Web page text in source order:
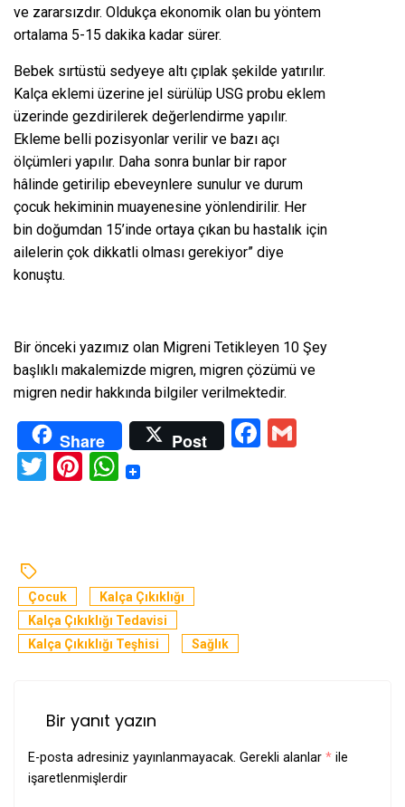
ve zararsızdır. Oldukça ekonomik olan bu yöntem
ortalama 5-15 dakika kadar sürer.
Bebek sırtüstü sedyeye altı çıplak şekilde yatırılır.
Kalça eklemi üzerine jel sürülüp USG probu eklem
üzerinde gezdirilerek değerlendirme yapılır.
Ekleme belli pozisyonlar verilir ve bazı açı
ölçümleri yapılır. Daha sonra bunlar bir rapor
hâlinde getirilip ebeveynlere sunulur ve durum
çocuk hekiminin muayenesine yönlendirilir. Her
bin doğumdan 15’inde ortaya çıkan bu hastalık için
ailelerin çok dikkatli olması gerekiyor” diye
konuştu.
Bir önceki yazımız olan Migreni Tetikleyen 10 Şey
başlıklı makalemizde migren, migren çözümü ve
migren nedir hakkında bilgiler verilmektedir.
Share Post Facebook
Twitter
Pinterest
WhatsApp
Çocuk
Kalça Çıkıklığı
Kalça Çıkıklığı Tedavisi
Kalça Çıkıklığı Teşhisi
Sağlık
Bir yanıt yazın
E-posta adresiniz yayınlanmayacak. Gerekli alanlar * ile
işaretlenmişlerdir